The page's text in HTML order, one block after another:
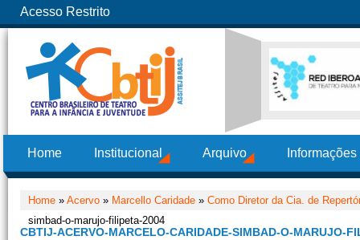
Acesso Restrito
Home Institucional Arquivo
Home » Acervo » Marcello Caridade » Como Diretor da Cia. de
simbad-o-marujo-filipeta-2004
CBTIJ-ACERVO-MARCELO-CARIDADE-SIMBAD-O-MARUJO-